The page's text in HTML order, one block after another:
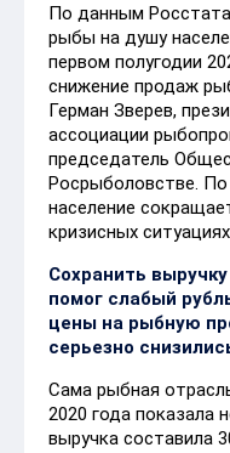
По данным
рыбы на душу
первом полугодии
снижение продаж
Герман Зверев,
ассоциации
председатель
Росрыболовстве.
население
кризисных
Сохранить
помог слабый
цены на рыбную
серьезно
Сама рыбная
2020 года показала
выручка составила